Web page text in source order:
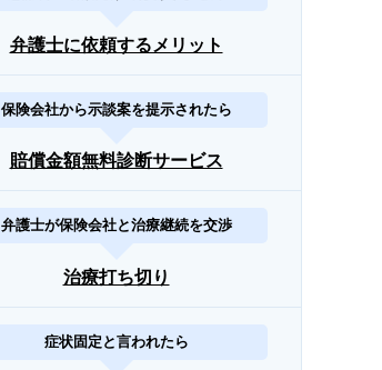
弁護士に依頼するメリット
保険会社から示談案を提示されたら
賠償金額無料診断サービス
弁護士が保険会社と治療継続を交渉
治療打ち切り
症状固定と言われたら